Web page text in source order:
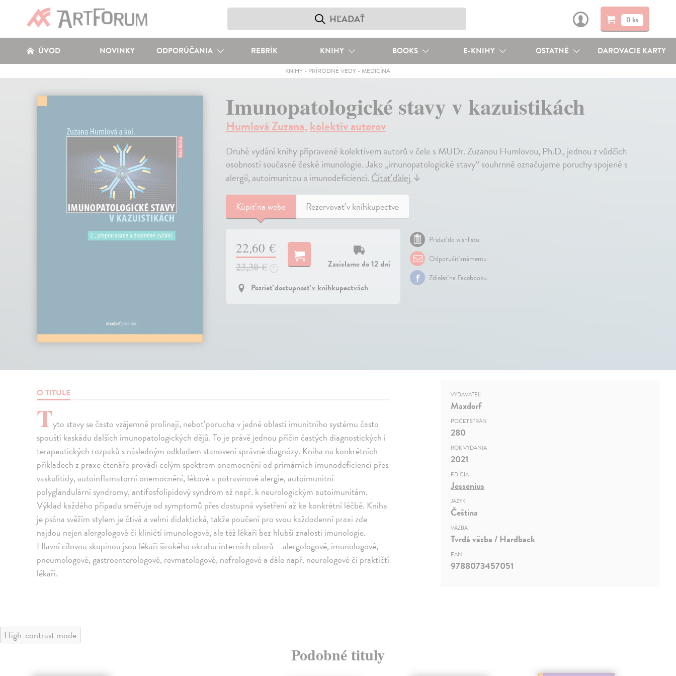
0 ks
ÚVOD NOVINKY ODPORÚČANIA REBRÍK KNIHY BOOKS E-KNIHY OSTATNÉ DAROVACIE KARTY
KNIHY - PRÍRODNÉ VEDY -MEDICÍNA
Imunopatologické stavy v kazuistikách
Humlová Zuzana,kolektív autorov
Druhé vydání knihy připravené kolektivem autorů v čele s MUDr. Zuzanou Humlovou, Ph.D., jednou z vůdčích
osobností současné české imunologie. Jako „imunopatologické stavy“ souhrnně označujeme poruchy spojené s
alergií, autoimunitou a imunodeficiencí.Čítať ďalej↓
Kúpiťna webe Rezervovať v kníhkupectve
22,60 €
23,30 € ?
Zasielame do 12 dní
Pozrieť dostupnosť v kníhkupectvách
Pridať do wishlistu
Odporučiť známemu
Zdielať na Facebooku
O TITULE
Tyto stavy se často vzájemně prolínají, neboť porucha v jedné oblasti imunitního systému často
spouští kaskádu dalších imunopatologických dějů. To je právě jednou příčin častých diagnostických i
terapeutických rozpaků s následným odkladem stanovení správné diagnózy. Kniha na konkrétních
příkladech z praxe čtenáře provádí celým spektrem onemocnění od primárních imunodeficiencí přes
vaskulitidy, autoinflamatorní onemocnění, lékové a potravinové alergie, autoimunitní
polyglandulární syndromy, antifosfolipidový syndrom až např. k neurologickým autoimunitám.
Výklad každého případu směřuje od symptomů přes dostupná vyšetření až ke konkrétní léčbě. Kniha
je psána svěžím stylem je čtivá a velmi didaktická, takže poučení pro svou každodenní praxi zde
najdou nejen alergologové či kliničtí imunologové, ale též lékaři bez hlubší znalosti imunologie.
Hlavní cílovou skupinou jsou lékaři širokého okruhu interních oborů – alergologové, imunologové,
pneumologové, gastroenterologové, revmatologové, nefrologové a dále např. neurologové či praktičtí
lékaři.
VYDAVATEĽ
Maxdorf
POČET STRÁN
280
ROK VYDANIA
2021
EDÍCIA
Jessenius
JAZYK
Čeština
VÄZBA
Tvrdá väzba / Hardback
EAN
9788073457051
High-contrast mode
Podobné tituly